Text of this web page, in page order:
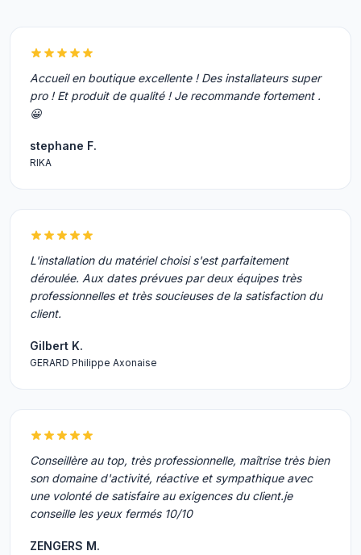
Accueil en boutique excellente ! Des installateurs super
pro ! Et produit de qualité ! Je recommande fortement .
😀
stephane F.
RIKA
L'installation du matériel choisi s'est parfaitement
déroulée. Aux dates prévues par deux équipes très
professionnelles et très soucieuses de la satisfaction du
client.
Gilbert K.
GERARD Philippe Axonaise
Conseillère au top, très professionnelle, maîtrise très bien
son domaine d'activité, réactive et sympathique avec
une volonté de satisfaire au exigences du client.je
conseille les yeux fermés 10/10
ZENGERS M.